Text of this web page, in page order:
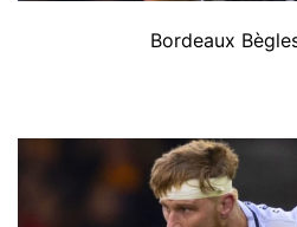
Bordeaux